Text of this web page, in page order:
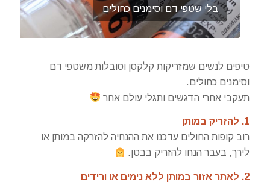
בלי שטפי דם וסימנים כחולים
טיפים לנשים שמזריקות קלקסן וסובלות משטפי דם
וסימנים כחולים.
תעקבי אחרי הדגשים ותגלי עולם אחר
1. להזריק במותן
רוב קופות החולים עדכנו את ההנחיה להזרקה במותן או
לירך, בעבר הנחו להזריק בבטן.
2. לאתר אזור במותן ללא נימים או ורידים